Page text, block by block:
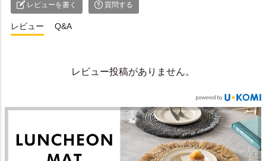
レビューを書く 質問する
レビュー Q&A
レビュー投稿がありません。